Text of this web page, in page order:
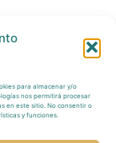
para almacenar y/o
nos permitirá procesar
en este sitio. No consentir o
y funciones.